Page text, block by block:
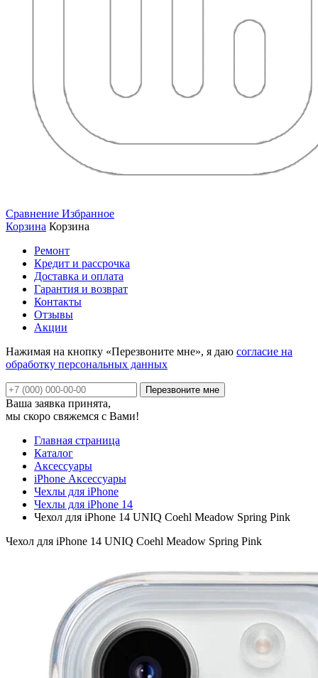
Сравнение Избранное
Корзина Корзина
Ремонт
Кредит и рассрочка
Доставка и оплата
Гарантия и возврат
Контакты
Отзывы
Акции
Нажимая на кнопку «Перезвоните мне», я даю согласие на
обработку персональных данных
Ваша заявка принята,
мы скоро свяжемся с Вами!
Главная страница
Каталог
Аксессуары
iPhone Аксессуары
Чехлы для iPhone
Чехлы для iPhone 14
Чехол для iPhone 14 UNIQ Coehl Meadow Spring Pink
Чехол для iPhone 14 UNIQ Coehl Meadow Spring Pink